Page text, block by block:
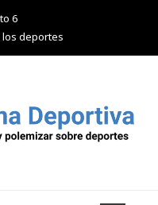
6
los deportes